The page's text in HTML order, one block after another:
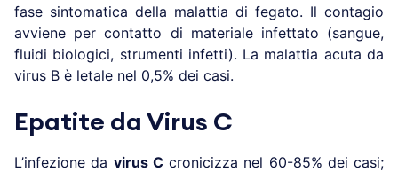
fase sintomatica della malattia di fegato. Il contagio
avviene per contatto di materiale infettato (sangue,
fluidi biologici, strumenti infetti). La malattia acuta da
virus B è letale nel 0,5% dei casi.
Epatite da Virus C
L’infezione da virus Ccronicizza nel 60-85% dei casi;